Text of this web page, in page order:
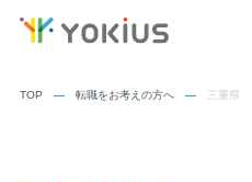
TOP 転職をお考えの方へ 三重県